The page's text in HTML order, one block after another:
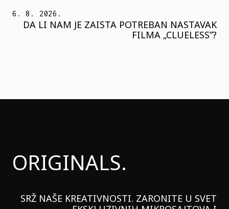
6. 8. 2026.
DA LI NAM JE ZAISTA POTREBAN NASTAVAK
FILMA „CLUELESS”?
ORIGINALS.
SRŽ NAŠE KREATIVNOSTI. ZARONITE U SVET